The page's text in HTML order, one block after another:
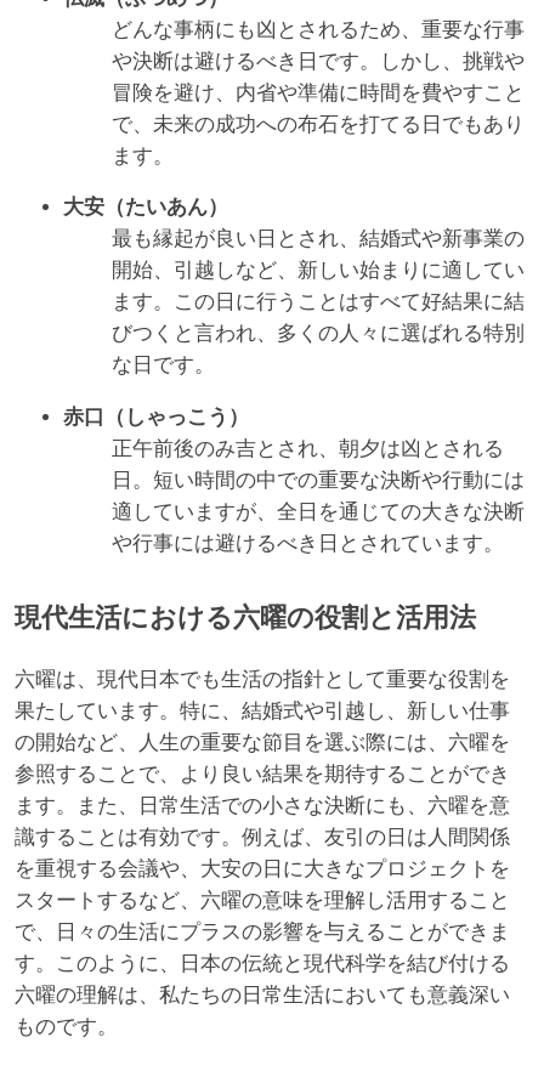
どんな事柄にも凶とされるため、重要な行事
や決断は避けるべき日です。しかし、挑戦や
冒険を避け、内省や準備に時間を費やすこと
で、未来の成功への布石を打てる日でもあり
ます。
大安（たいあん）
最も縁起が良い日とされ、結婚式や新事業の
開始、引越しなど、新しい始まりに適してい
ます。この日に行うことはすべて好結果に結
びつくと言われ、多くの人々に選ばれる特別
な日です。
赤口（しゃっこう）
正午前後のみ吉とされ、朝夕は凶とされる
日。短い時間の中での重要な決断や行動には
適していますが、全日を通じての大きな決断
や行事には避けるべき日とされています。
現代生活における六曜の役割と活用法
六曜は、現代日本でも生活の指針として重要な役割を
果たしています。特に、結婚式や引越し、新しい仕事
の開始など、人生の重要な節目を選ぶ際には、六曜を
参照することで、より良い結果を期待することができ
ます。また、日常生活での小さな決断にも、六曜を意
識することは有効です。例えば、友引の日は人間関係
を重視する会議や、大安の日に大きなプロジェクトを
スタートするなど、六曜の意味を理解し活用すること
で、日々の生活にプラスの影響を与えることができま
す。このように、日本の伝統と現代科学を結び付ける
六曜の理解は、私たちの日常生活においても意義深い
ものです。